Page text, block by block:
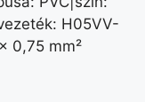
H05VV-
0,75 mm²